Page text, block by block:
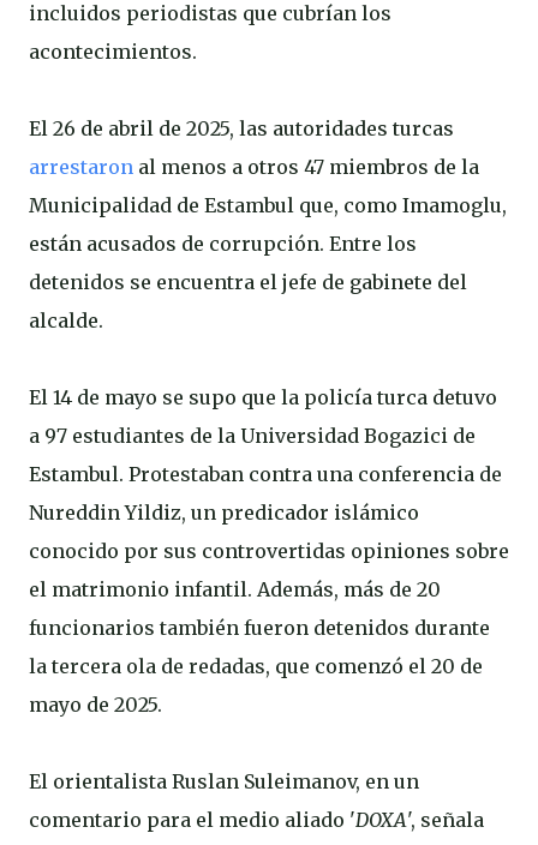
incluidos periodistas que cubrían los
acontecimientos.
El 26 de abril de 2025, las autoridades turcas
arrestaron al menos a otros 47 miembros de la
Municipalidad de Estambul que, como Imamoglu,
están acusados de corrupción. Entre los
detenidos se encuentra el jefe de gabinete del
alcalde.
El 14 de mayo se supo que la policía turca detuvo
a 97 estudiantes de la Universidad Bogazici de
Estambul. Protestaban contra una conferencia de
Nureddin Yildiz, un predicador islámico
conocido por sus controvertidas opiniones sobre
el matrimonio infantil. Además, más de 20
funcionarios también fueron detenidos durante
la tercera ola de redadas, que comenzó el 20 de
mayo de 2025.
El orientalista Ruslan Suleimanov, en un
comentario para el medio aliado 'DOXA', señala